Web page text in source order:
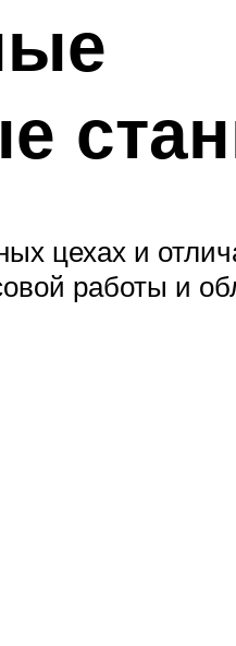
цехах и
работы и